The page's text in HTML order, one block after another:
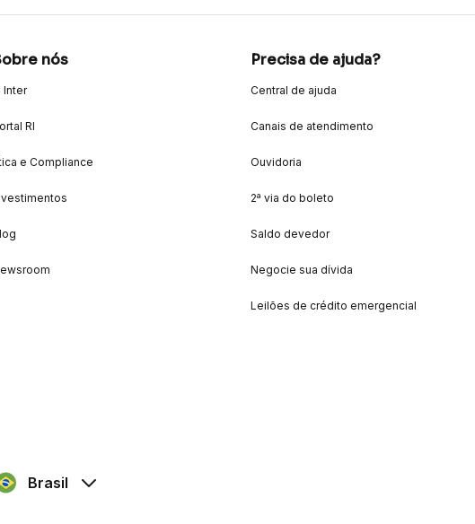
nós
Inter
RI
e Compliance
Precisa de ajuda?
Central de ajuda
Canais de atendimento
Ouvidoria
2ª via do boleto
Saldo devedor
Negocie sua dívida
Leilões de crédito emergencial
Brasil